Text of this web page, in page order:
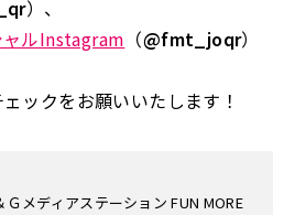
）、
ルInstagram （@fmt_joqr）
ックをお願いいたします！
ィアステーション FUN MORE